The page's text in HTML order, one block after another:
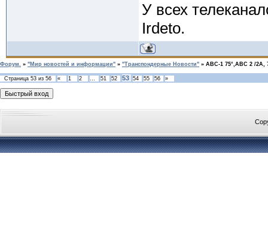
У всех
Irdeto.
Форум. » "Мир новостей и информации" » "Транспондерные Новости" » АВС-1 75°,АВС 2 /2А,
Страница 53 из 56 « 1 2 … 51 52 53 54 55 56 »